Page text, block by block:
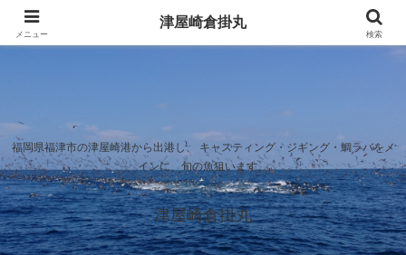
福岡県福津市の津屋崎港から出港し、 キャスティング・ジギング・鯛ラバをメ
インに、旬の魚狙います。
津屋崎倉掛丸
メニュー
津屋崎倉掛丸
検索